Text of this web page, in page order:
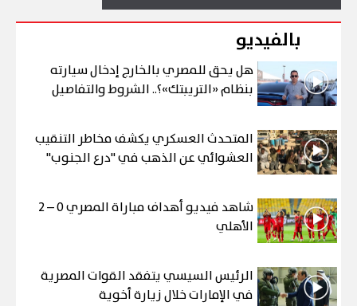
بالفيديو
هل يحق للمصري بالخارج إدخال سيارته
بنظام «التريبتك»؟.. الشروط والتفاصيل
المتحدث العسكري يكشف مخاطر التنقيب
العشوائي عن الذهب في "درع الجنوب"
شاهد فيديو أهداف مباراة المصري 0 – 2
الأهلي
الرئيس السيسي يتفقد القوات المصرية
في الإمارات خلال زيارة أخوية